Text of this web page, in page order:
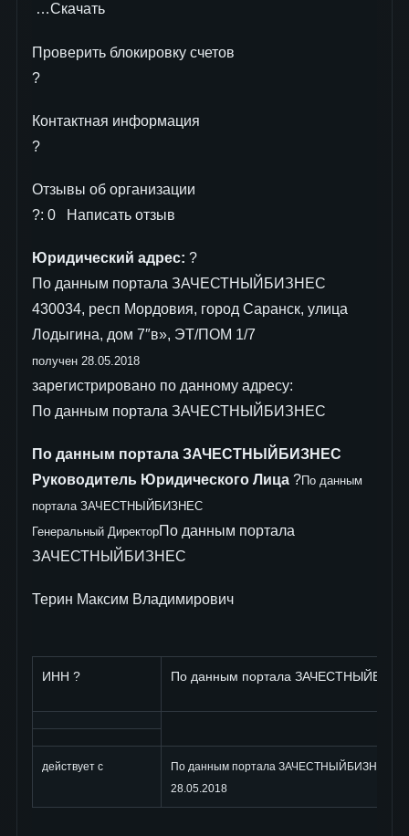
…Скачать
Проверить блокировку cчетов
?
Контактная информация
?
Отзывы об организации
?: 0 Написать отзыв
Юридический адрес: ?
По данным портала ЗАЧЕСТНЫЙБИЗНЕС
430034, респ Мордовия, город Саранск, улица
Лодыгина, дом 7″в», ЭТ/ПОМ 1/7
получен 28.05.2018
зарегистрировано по данному адресу:
По данным портала ЗАЧЕСТНЫЙБИЗНЕС
По данным портала ЗАЧЕСТНЫЙБИЗНЕС
Руководитель Юридического Лица ?По данным
портала ЗАЧЕСТНЫЙБИЗНЕС
Генеральный ДиректорПо данным портала
ЗАЧЕСТНЫЙБИЗНЕС
Терин Максим Владимирович
ИНН ? По данным портала
действует с
По данным портала ЗАЧЕСТНЫЙБИЗНЕС
28.05.2018